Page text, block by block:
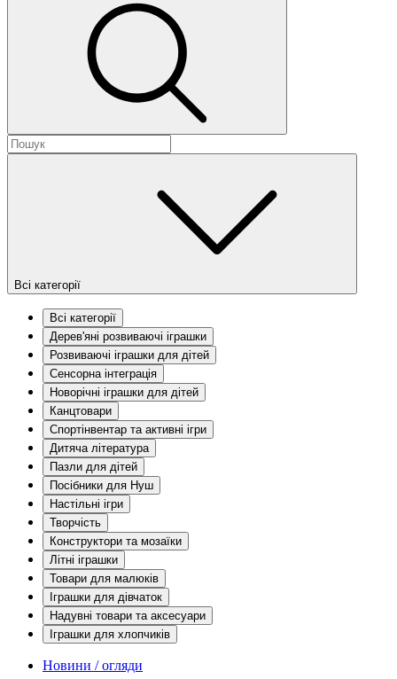
Всі категорії
Всі категорії
Дерев'яні розвиваючі іграшки
Розвиваючі іграшки для дітей
Сенсорна інтеграція
Новорічні іграшки для дітей
Канцтовари
Спортінвентар та активні ігри
Дитяча література
Пазли для дітей
Посібники для Нуш
Настільні ігри
Творчість
Конструктори та мозаїки
Літні іграшки
Товари для малюків
Іграшки для дівчаток
Надувні товари та аксесуари
Іграшки для хлопчиків
Новини / огляди